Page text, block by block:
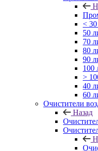
<
50
70
80
90
100
>
40
60
Очистители
Назад